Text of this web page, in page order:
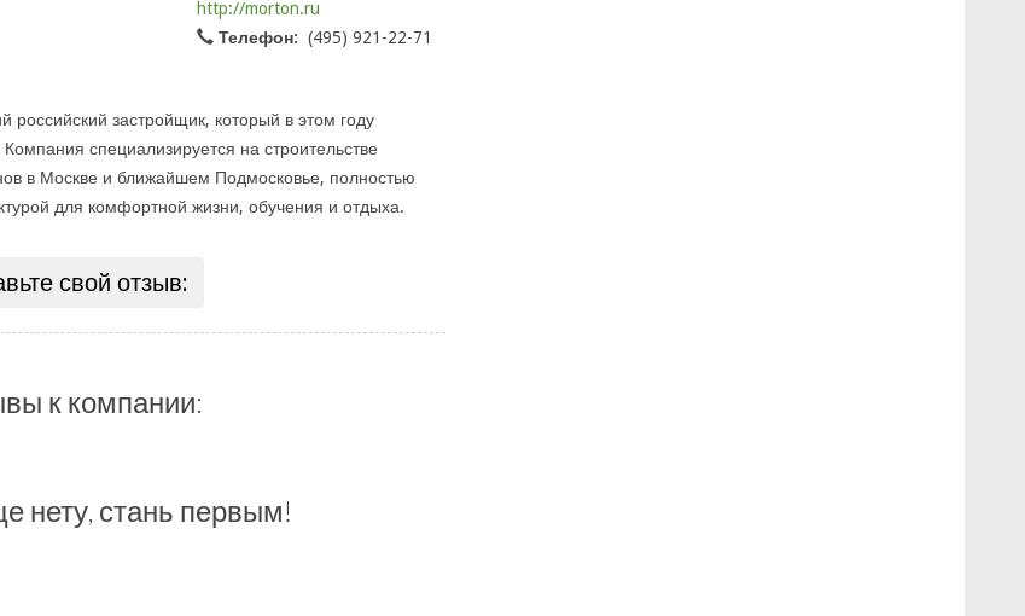
http://morton.ru
Телефон: (495) 921-22-71
застройщик, который в этом году
специализируется на строительстве
в Москве и ближайшем Подмосковье, полностью
для комфортной жизни, обучения и отдыха.
свой отзыв:
к компании:
нету, стань первым!